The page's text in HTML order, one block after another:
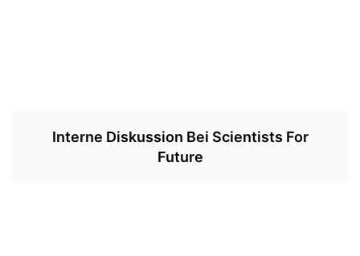
Interne Diskussion Bei Scientists For
Future